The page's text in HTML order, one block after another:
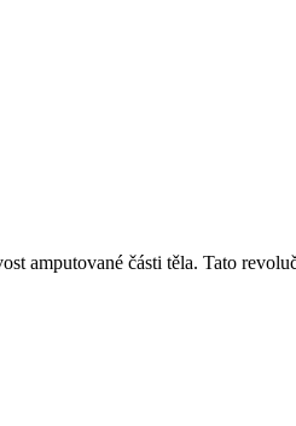
amputované části těla. Tato